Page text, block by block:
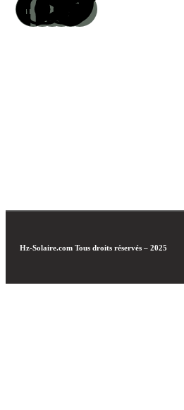
Hz-Solaire.com Tous droits réservés – 2025